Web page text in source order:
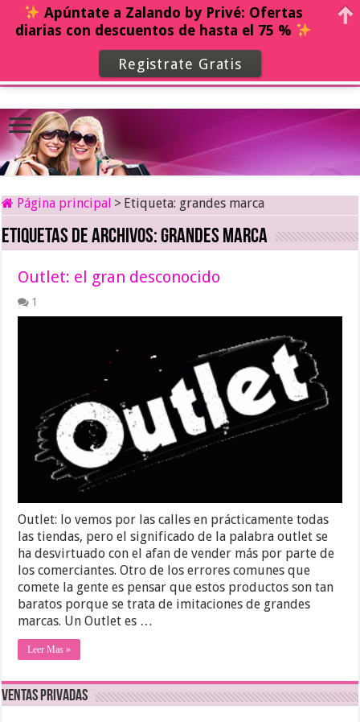
Página principal > Etiqueta: grandes marca
Etiquetas de archivos:grandes marca
Outlet: el gran desconocido
1
Outlet: lo vemos por las calles en prácticamente todas
las tiendas, pero el significado de la palabra outlet se
ha desvirtuado con el afan de vender más por parte de
los comerciantes. Otro de los errores comunes que
comete la gente es pensar que estos productos son tan
baratos porque se trata de imitaciones de grandes
marcas. Un Outlet es …
Leer Mas »
Ventas Privadas
Apúntate a Zalando by Privé: Ofertas
diarias con descuentos de hasta el 75 %
Registrate Gratis